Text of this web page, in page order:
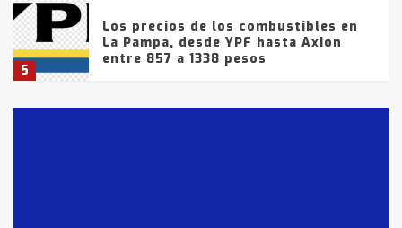
5
Los precios de los combustibles en
La Pampa, desde YPF hasta Axion
entre 857 a 1338 pesos